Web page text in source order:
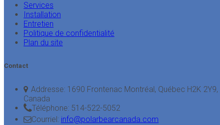
Services
Installation
Entretien
Politique de confidentialité
Plan du site
Contact
Addresse: 1690 Frontenac Montréal, Québec H2K 2Y9,
Canada
Téléphone: 514-522-5052
Courriel: info@polarbearcanada.com